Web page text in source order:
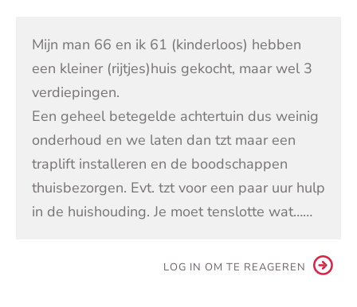
Mijn man 66 en ik 61 (kinderloos) hebben
een kleiner (rijtjes)huis gekocht, maar wel 3
verdiepingen.
Een geheel betegelde achtertuin dus weinig
onderhoud en we laten dan tzt maar een
traplift installeren en de boodschappen
thuisbezorgen. Evt. tzt voor een paar uur hulp
in de huishouding. Je moet tenslotte wat……
LOG IN OM TE REAGEREN